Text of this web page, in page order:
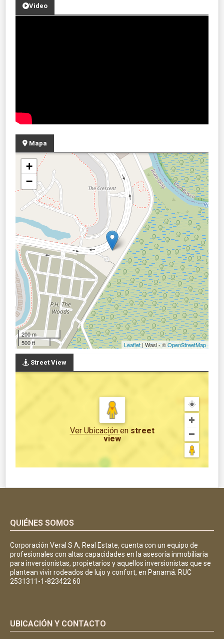
Video
Mapa
+
−
200 m
500 ft
Leaflet| Wasi - ©OpenStreetMap
Street View
Ver Ubicación en street
view
QUIÉNES SOMOS
Corporación Veral S A, Real Estate, cuenta con un equipo de
profesionales con altas capacidades en la asesoría inmobiliaria
para inversionistas, propietarios y aquellos inversionistas que se
plantean vivir rodeados de lujo y confort, en Panamá. RUC
2531311-1-823422 60
UBICACIÓN Y CONTACTO